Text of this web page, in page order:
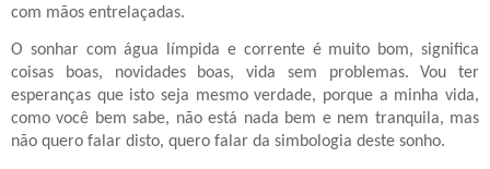
com mãos entrelaçadas.
O sonhar com água límpida e corrente é muito bom, significa
coisas boas, novidades boas, vida sem problemas. Vou ter
esperanças que isto seja mesmo verdade, porque a minha vida,
como você bem sabe, não está nada bem e nem tranquila, mas
não quero falar disto, quero falar da simbologia deste sonho.